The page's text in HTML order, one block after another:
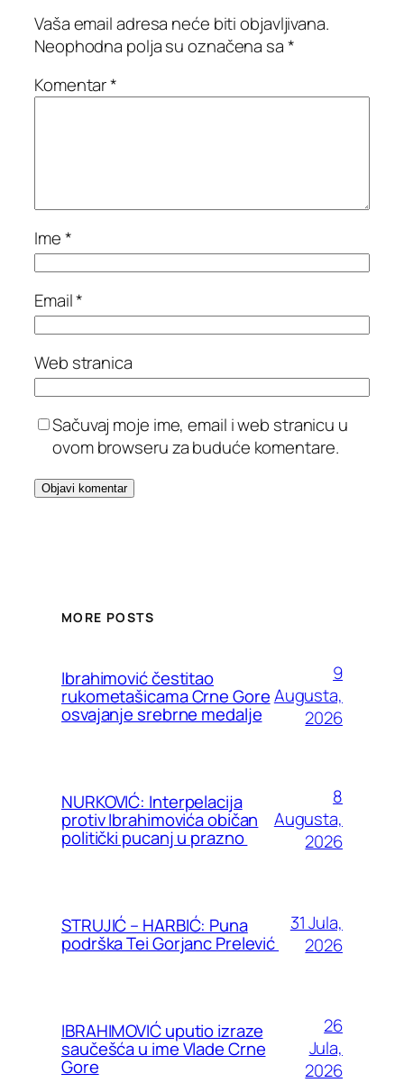
Vaša email adresa neće biti objavljivana.
Neophodna polja su označena sa*
Komentar*
Ime*
Email*
Web stranica
Sačuvaj moje ime, email i web stranicu u
ovom browseru za buduće komentare.
MORE POSTS
Ibrahimović čestitao
rukometašicama Crne Gore
osvajanje srebrne medalje
9
Augusta,
2026
NURKOVIĆ: Interpelacija
protiv Ibrahimovića običan
politički pucanj u prazno
8
Augusta,
2026
STRUJIĆ – HARBIĆ: Puna
podrška Tei Gorjanc Prelević
31 Jula,
2026
IBRAHIMOVIĆ uputio izraze
saučešća u ime Vlade Crne
Gore
26
Jula,
2026